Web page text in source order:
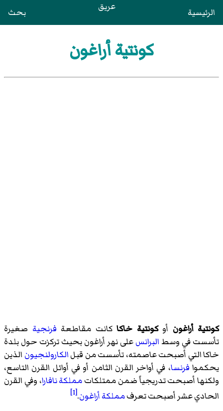
الرئيسية عريق بحث
كونتية أراغون
كونتية أراغون أوكونتية خاكا كانت مقاطعة فرنجية صغيرة
تأسست في وسط البرانسعلىنهر أراغونبحيث تركزت حول بلدة
خاكاالتي أصبحت عاصمته، تأسست من قبلالكارولنجيون الذين
يحكموا فرنسا، في أواخر القرن الثامن أو في أوائل القرن التاسع،
ولكنها أصبحت تدريجياً ضمن ممتلكاتمملكة نافارا، وفي القرن
الحادي عشر أصبحت تعرفمملكة أراغون.
[1]